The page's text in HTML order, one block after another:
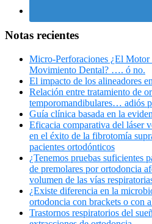
Notas recientes
Micro-Perforaciones ¿El Motor
Movimiento Dental? …. ó no.
El impacto de los alineadores
Relación entre tratamiento de
temporomandibulares… adiós
Guía clínica basada en la
Eficacia comparativa del láser
en el éxito de la fibrotomía
pacientes ortodónticos
¿Tenemos pruebas suficientes
de premolares por ortodoncia
volumen de las vías
¿Existe diferencia en la
ortodoncia con brackets o con
Trastornos respiratorios del